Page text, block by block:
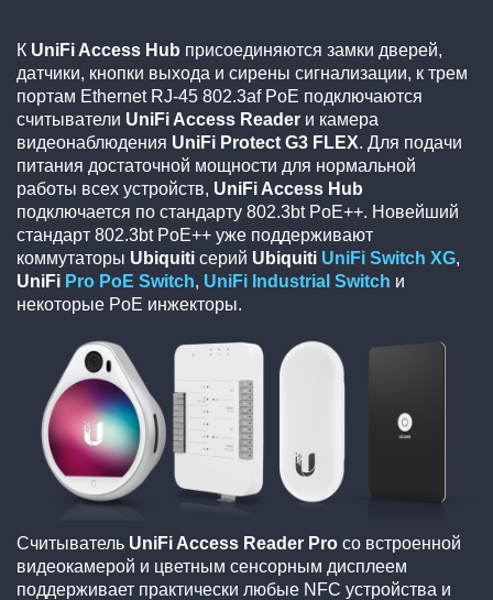
К UniFi Access Hub присоединяются замки дверей,
датчики, кнопки выхода и сирены сигнализации, к трем
портам Ethernet RJ-45 802.3af PoE подключаются
считыватели UniFi Access Reader и камера
видеонаблюдения UniFi Protect G3 FLEX. Для подачи
питания достаточной мощности для нормальной
работы всех устройств, UniFi Access Hub
подключается по стандарту 802.3bt PoE++. Новейший
стандарт 802.3bt PoE++ уже поддерживают
коммутаторы Ubiquiti серий Ubiquiti UniFi Switch XG,
UniFi Pro PoE Switch, UniFi Industrial Switch и
некоторые PoE инжекторы.
Считыватель UniFi Access Reader Pro со встроенной
видеокамерой и цветным сенсорным дисплеем
поддерживает практически любые NFC устройства и